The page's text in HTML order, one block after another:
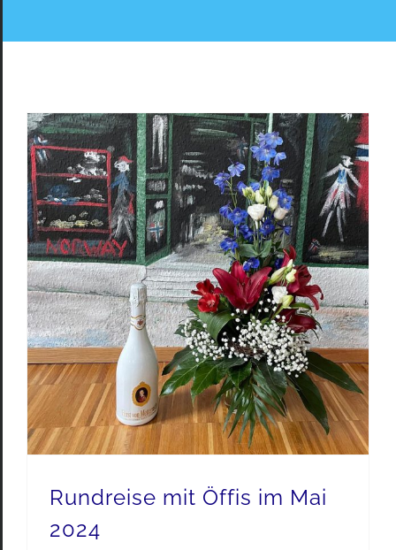
Rundreise mit Öffis im Mai
2024